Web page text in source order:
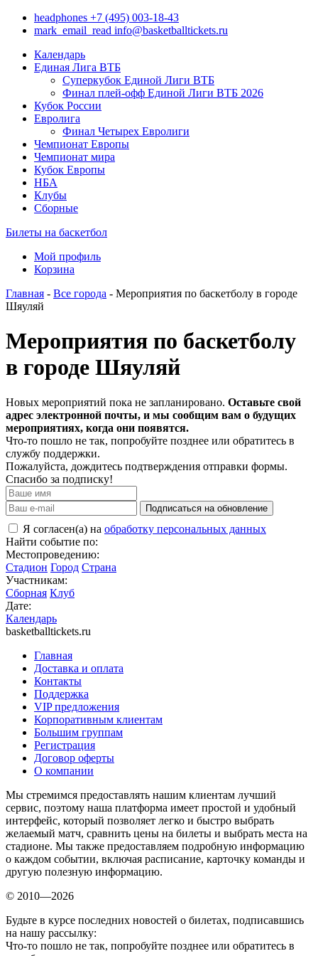
headphones +7 (495) 003-18-43
mark_email_read info@basketballtickets.ru
Календарь
Единая Лига ВТБ
Суперкубок Единой Лиги ВТБ
Финал плей-офф Единой Лиги ВТБ 2026
Кубок России
Евролига
Финал Четырех Евролиги
Чемпионат Европы
Чемпионат мира
Кубок Европы
НБА
Клубы
Сборные
Билеты на баскетбол
Мой профиль
Корзина
Главная - Все города - Мероприятия по баскетболу в городе
Шяуляй
Мероприятия по баскетболу
в городе Шяуляй
Новых мероприятий пока не запланировано. Оставьте свой
адрес электронной почты, и мы сообщим вам о будущих
мероприятиях, когда они появятся.
Что-то пошло не так, попробуйте позднее или обратитесь в
службу поддержки.
Пожалуйста, дождитесь подтверждения отправки формы.
Спасибо за подписку!
Подписаться на обновление
Я согласен(а) на обработку персональных данных
Найти событие по:
Местопроведению:
Стадион Город Страна
Участникам:
Сборная Клуб
Дате:
Календарь
basketballtickets.ru
Главная
Доставка и оплата
Контакты
Поддержка
VIP предложения
Корпоративным клиентам
Большим группам
Регистрация
Договор оферты
О компании
Мы стремимся предоставлять нашим клиентам лучший
сервис, поэтому наша платформа имеет простой и удобный
интерфейс, который позволяет легко и быстро выбрать
желаемый матч, сравнить цены на билеты и выбрать места на
стадионе. Мы также предоставляем подробную информацию
о каждом событии, включая расписание, карточку команды и
другую полезную информацию.
© 2010—2026
Будьте в курсе последних новостей о билетах, подписавшись
на нашу рассылку:
Что-то пошло не так, попробуйте позднее или обратитесь в